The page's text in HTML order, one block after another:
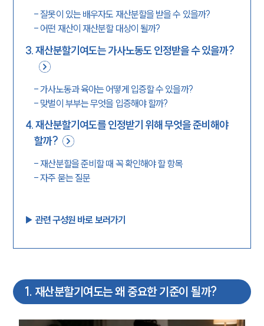
-잘못이 있는 배우자도 재산분할을 받을 수 있을까?
- 어떤 재산이 재산분할 대상이 될까?
3.재산분할기여도는 가사노동도 인정받을 수 있을까?
-가사노동과 육아는 어떻게 입증할 수 있을까?
- 맞벌이 부부는 무엇을 입증해야 할까?
4.재산분할기여도를 인정받기 위해 무엇을 준비해야
할까?
- 재산분할을 준비할 때 꼭 확인해야 할 항목
-자주 묻는 질문
▶︎ 관련 구성원 바로 보러가기
1. 재산분할기여도는 왜 중요한 기준이 될까?